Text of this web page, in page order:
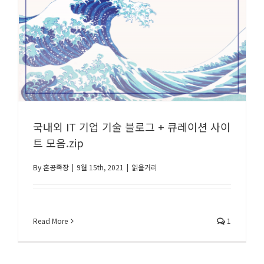
국내외 IT 기업 기술 블로그 + 큐레이션 사이
트 모음.zip
By혼공족장 | 9월 15th, 2021 | 읽을거리
Read More 1